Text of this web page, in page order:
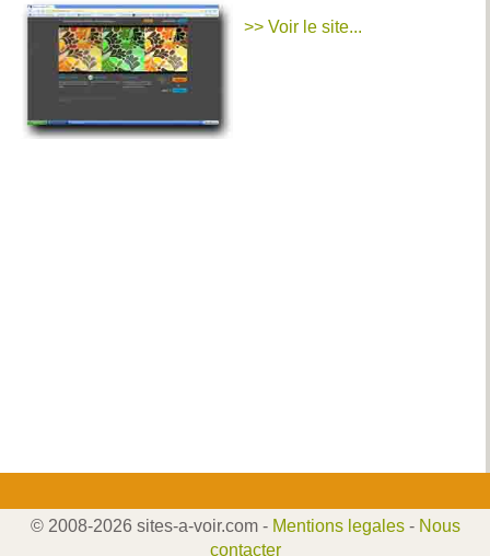
>> Voir le site...
© 2008-2026 sites-a-voir.com - Mentions legales- Nous
contacter